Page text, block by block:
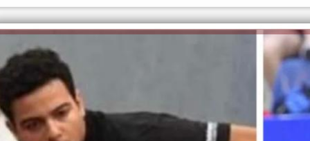
إلهام شرشر تكتب: دي مبقتش كورة..
دي سياسة
الكاتبة إلهام شرشر تهنئ الرئيس
السيسي بعيد ميلاده وتُشيد بجهوده